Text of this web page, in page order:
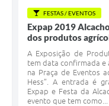
FESTAS / EVENTOS
Expap 2019
dos produtos
A Exposição de
tem data confirmada e
na Praça de Eventos
Hess”. A entrada é
Expap e Festa da
evento que tem como...